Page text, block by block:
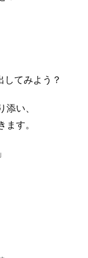
てみよう？
い、
す。